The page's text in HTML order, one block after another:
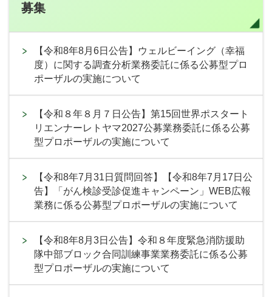
募集
【令和8年8月6日公告】ウェルビーイング（幸福
度）に関する調査分析業務委託に係る公募型プロ
ポーザルの実施について
【令和８年８月７日公告】第15回世界ポスタート
リエンナーレトヤマ2027公募業務委託に係る公募
型プロポーザルの実施について
【令和8年7月31日質問回答】【令和8年7月17日公
告】「がん検診受診促進キャンペーン」WEB広報
業務に係る公募型プロポーザルの実施について
【令和8年8月3日公告】令和８年度緊急消防援助
隊中部ブロック合同訓練事業業務委託に係る公募
型プロポーザルの実施について